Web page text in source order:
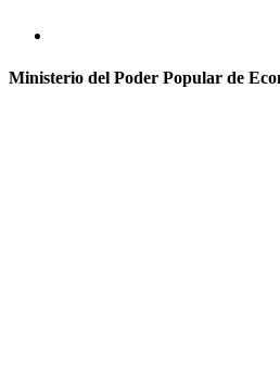
Ministerio del Poder Popular de